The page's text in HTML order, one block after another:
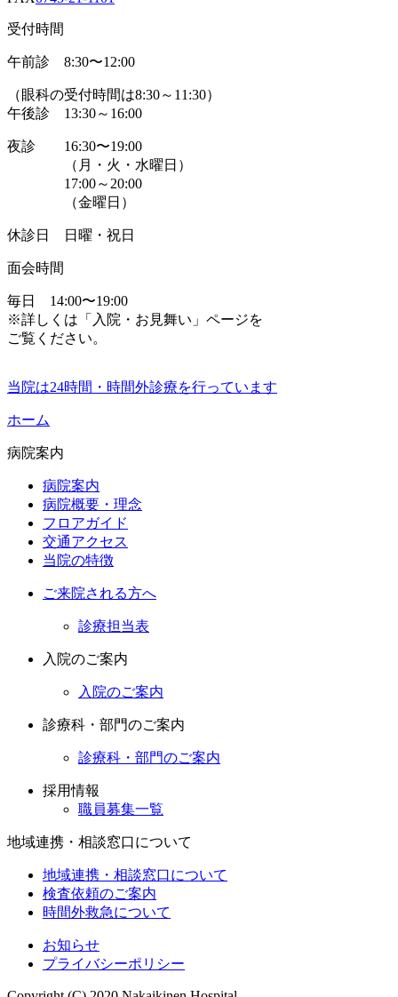
受付時間
午前診 8:30〜12:00
（眼科の受付時間は8:30～11:30）
午後診 13:30～16:00
夜診 16:30〜19:00
（月・火・水曜日）
17:00～20:00
（金曜日）
休診日 日曜・祝日
面会時間
毎日 14:00〜19:00
※詳しくは「入院・お見舞い」ページを
ご覧ください。
当院は24時間・時間外診療を行っています
ホーム
病院案内
病院案内
病院概要・理念
フロアガイド
交通アクセス
当院の特徴
ご来院される方へ
診療担当表
入院のご案内
入院のご案内
診療科・部門のご案内
診療科・部門のご案内
採用情報
職員募集一覧
地域連携・相談窓口について
地域連携・相談窓口について
検査依頼のご案内
時間外救急について
お知らせ
プライバシーポリシー